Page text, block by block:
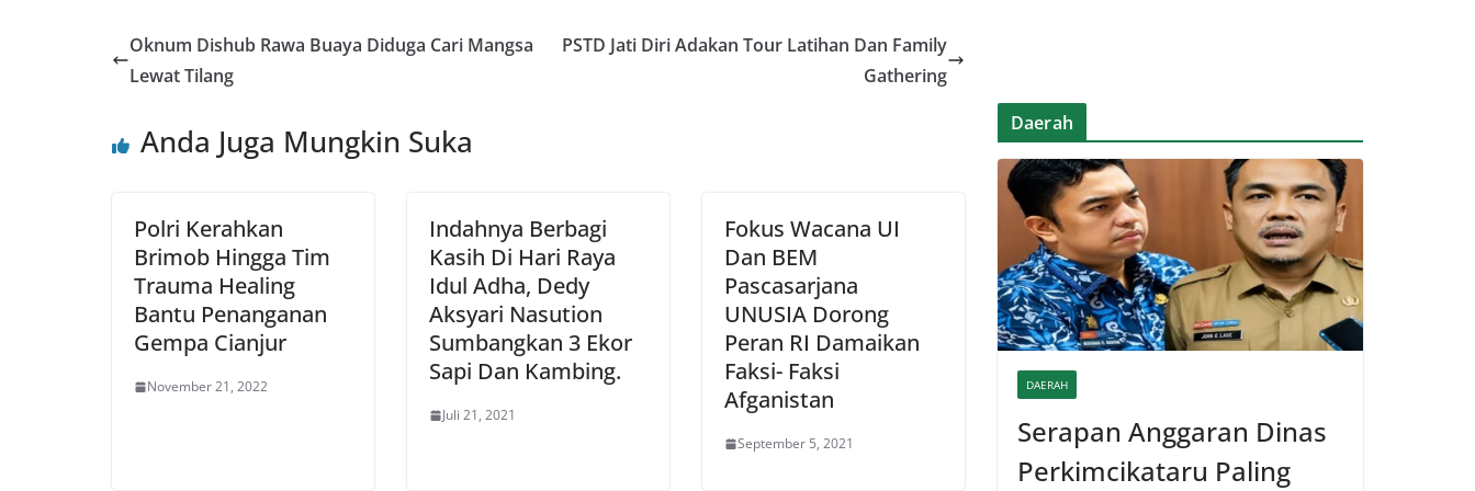
Oknum Dishub Rawa Buaya Diduga Cari Mangsa
Lewat Tilang
PSTD Jati Diri Adakan Tour Latihan Dan Family
Gathering
Anda Juga Mungkin Suka
Polri Kerahkan
Brimob Hingga Tim
Trauma Healing
Bantu Penanganan
Gempa Cianjur
November 21, 2022
Indahnya Berbagi
Kasih Di Hari Raya
Idul Adha, Dedy
Aksyari Nasution
Sumbangkan 3 Ekor
Sapi Dan Kambing.
Juli 21, 2021
Fokus Wacana UI
Dan BEM
Pascasarjana
UNUSIA Dorong
Peran RI Damaikan
Faksi- Faksi
Afganistan
September 5, 2021
Daerah
DAERAH
Serapan Anggaran Dinas
Perkimcikataru Paling